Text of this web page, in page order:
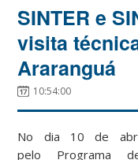
SINTER e
visita
Araranguá
10:54:00
No dia 10 de
pelo Programa